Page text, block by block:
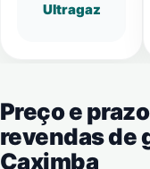
Ultragaz
Preço e
revendas de
Caximba